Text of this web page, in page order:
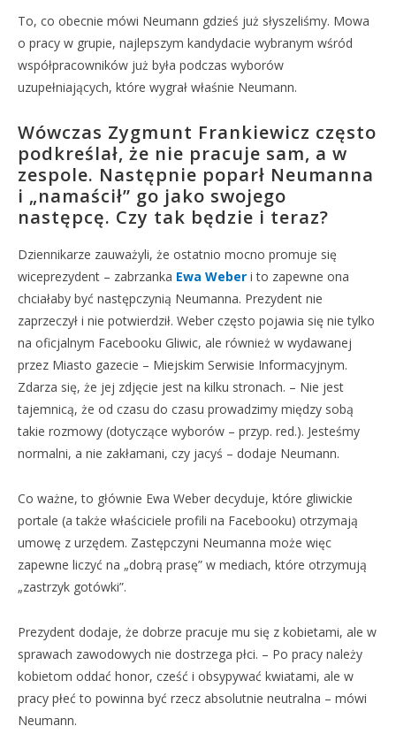
To, co obecnie mówi Neumann gdzieś już słyszeliśmy. Mowa
o pracy w grupie, najlepszym kandydacie wybranym wśród
współpracowników już była podczas wyborów
uzupełniających, które wygrał właśnie Neumann.
Wówczas Zygmunt Frankiewicz często
podkreślał, że nie pracuje sam, a w
zespole. Następnie poparł Neumanna
i „namaścił” go jako swojego
następcę. Czy tak będzie i teraz?
Dziennikarze zauważyli, że ostatnio mocno promuje się
wiceprezydent – zabrzanka Ewa Weber i to zapewne ona
chciałaby być następczynią Neumanna. Prezydent nie
zaprzeczył i nie potwierdził. Weber często pojawia się nie tylko
na oficjalnym Facebooku Gliwic, ale również w wydawanej
przez Miasto gazecie – Miejskim Serwisie Informacyjnym.
Zdarza się, że jej zdjęcie jest na kilku stronach. – Nie jest
tajemnicą, że od czasu do czasu prowadzimy między sobą
takie rozmowy (dotyczące wyborów – przyp. red.). Jesteśmy
normalni, a nie zakłamani, czy jacyś – dodaje Neumann.
Co ważne, to głównie Ewa Weber decyduje, które gliwickie
portale (a także właściciele profili na Facebooku) otrzymają
umowę z urzędem. Zastępczyni Neumanna może więc
zapewne liczyć na „dobrą prasę” w mediach, które otrzymują
„zastrzyk gotówki”.
Prezydent dodaje, że dobrze pracuje mu się z kobietami, ale w
sprawach zawodowych nie dostrzega płci. – Po pracy należy
kobietom oddać honor, cześć i obsypywać kwiatami, ale w
pracy płeć to powinna być rzecz absolutnie neutralna – mówi
Neumann.